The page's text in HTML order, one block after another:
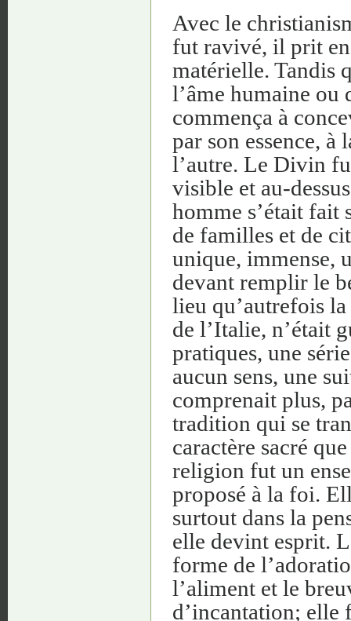
Avec le
fut ravivé, il prit
matérielle. Tandis
l’âme humaine ou
commença à
par son essence, à
l’autre. Le Divin
visible et au-
homme s’était fait
de familles et de
unique, immense,
devant remplir le
lieu qu’autrefois
de l’Italie, n’était
pratiques, une
aucun sens, une
comprenait plus,
tradition qui se
caractère sacré
religion fut un
proposé à la foi.
surtout dans la
elle devint esprit.
forme de
l’aliment et le
d’incantation; elle